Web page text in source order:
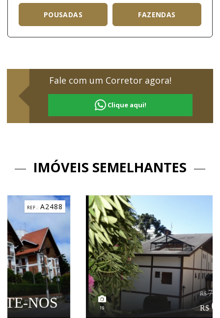
POUSADAS FAZENDAS
Fale com um Corretor agora!
Clique aqui!
IMÓVEIS SEMELHANTES
730.000,00
660.000,00
19